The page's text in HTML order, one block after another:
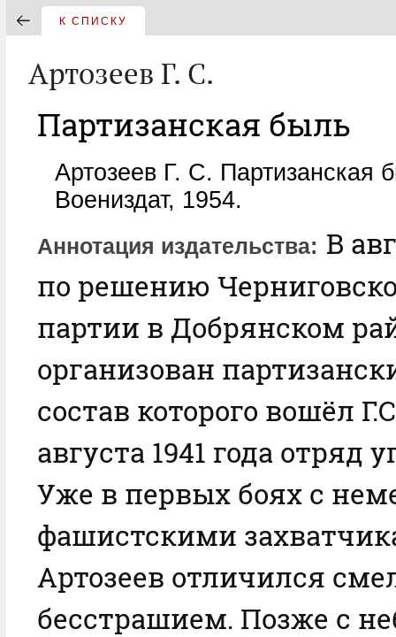
К СПИСКУ
Артозеев Г. С.
Партизанская быль
Артозеев Г. С.
Воениздат, 1954.
Аннотация издательства
В
по решению
партии в Добрянском
организован
состав которого вошёл
августа 1941 года отряд
Уже в первых боях с
фашистскими
Артозеев отличился
бесстрашием. Позже с